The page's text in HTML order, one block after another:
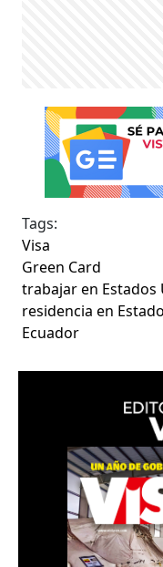
Tags:
Visa
Green Card
trabajar en Estados
residencia en
Ecuador